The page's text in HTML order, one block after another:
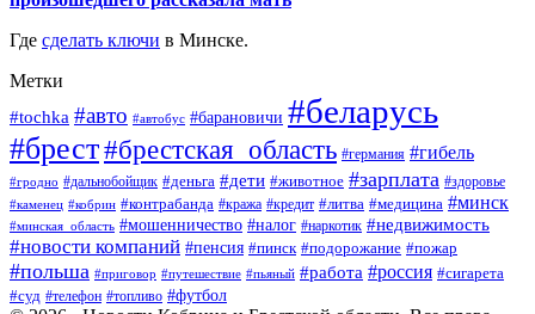
Где сделать ключи в Минске.
Метки
#tochka #авто #автобус #барановичи #беларусь
#брест#брестская_область #германия #гибель
#гродно #дальнобойщик #деньга #дети #животное #зарплата #здоровье
#каменец #кобрин #контрабанда #кража #кредит #литва #медицина #минск
#минская_область #мошенничество #налог #наркотик #недвижимость
#новости компаний #пенсия #пинск #подорожание #пожар
#польша #приговор #путешествие #пьяный #работа #россия #сигарета
#суд #телефон #топливо #футбол